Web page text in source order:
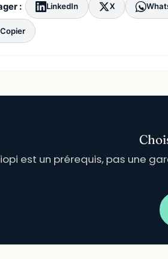
: LinkedIn X
Copier
est un prérequis, pas une